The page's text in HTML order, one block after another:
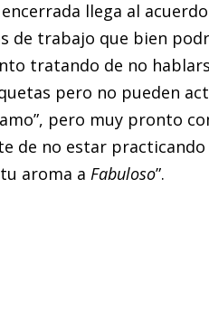
llega al
de trabajo que bien
tratando de no
pero no pueden
pero muy pronto
de no estar practicando
aroma aFabuloso”.